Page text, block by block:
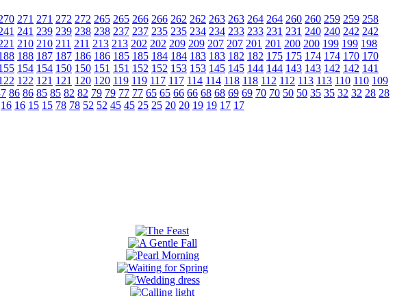
271 271 272 272 265 265 266 266 262 262 263 263 264 264 260 260 259 259 258
241 239 239 238 238 237 237 235 235 234 234 233 233 231 231 240 240 242 242
210 210 211 211 213 213 202 202 209 209 207 207 201 201 200 200 199 199 198
188 187 187 186 186 185 185 184 184 183 183 182 182 175 175 174 174 170 170
154 154 150 150 151 151 152 152 153 153 145 145 144 144 143 143 142 142 141
122 121 121 120 120 119 119 117 117 114 114 118 118 112 112 113 113 110 110 109
86 86 85 85 82 82 79 79 77 77 65 65 66 66 68 68 69 69 70 70 50 50 35 35 32 32 28 28
16 16 15 15 78 78 52 52 45 45 25 25 20 20 19 19 17 17